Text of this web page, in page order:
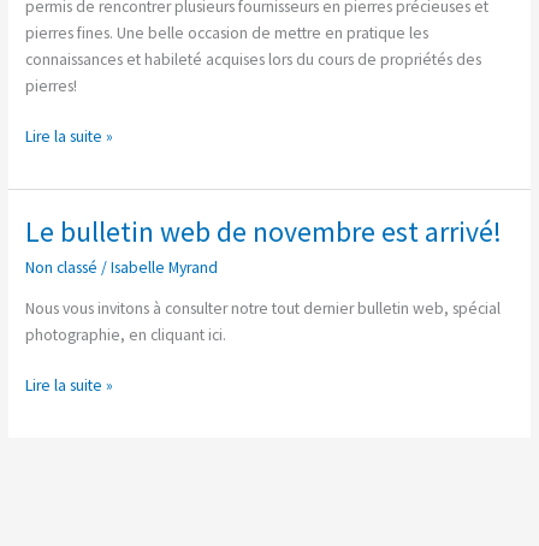
permis de rencontrer plusieurs fournisseurs en pierres précieuses et
pierres fines. Une belle occasion de mettre en pratique les
connaissances et habileté acquises lors du cours de propriétés des
pierres!
gemmes
Lire la suite »
Le bulletin web de novembre est arrivé!
Non classé /Isabelle Myrand
Nous vous invitons à consulter notre tout dernier bulletin web, spécial
photographie, en cliquant ici.
Le
web
de
novembre
arrivé!
Lire la suite »